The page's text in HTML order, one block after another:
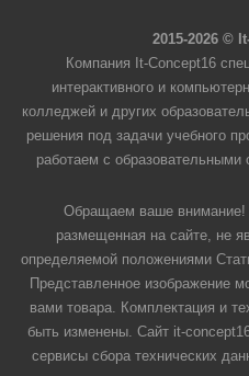
2015-2026 ©
Компания It-Concept16
интерактивного и
колледжей и других
решения под задачи учебного
работаем с образовательными
Обращаем ваше внимание!
размещенная на сайте, не
определяемой положениями
Представленное изображение
вами товара. Комплектация и
быть изменены. Сайт it-
сервисы сбора технических